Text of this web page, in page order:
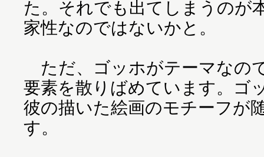
た。それでも出てしまうのが
家性なのではないかと。
ただ、ゴッホがテーマなの
要素を散りばめています。ゴ
彼の描いた絵画のモチーフが
す。